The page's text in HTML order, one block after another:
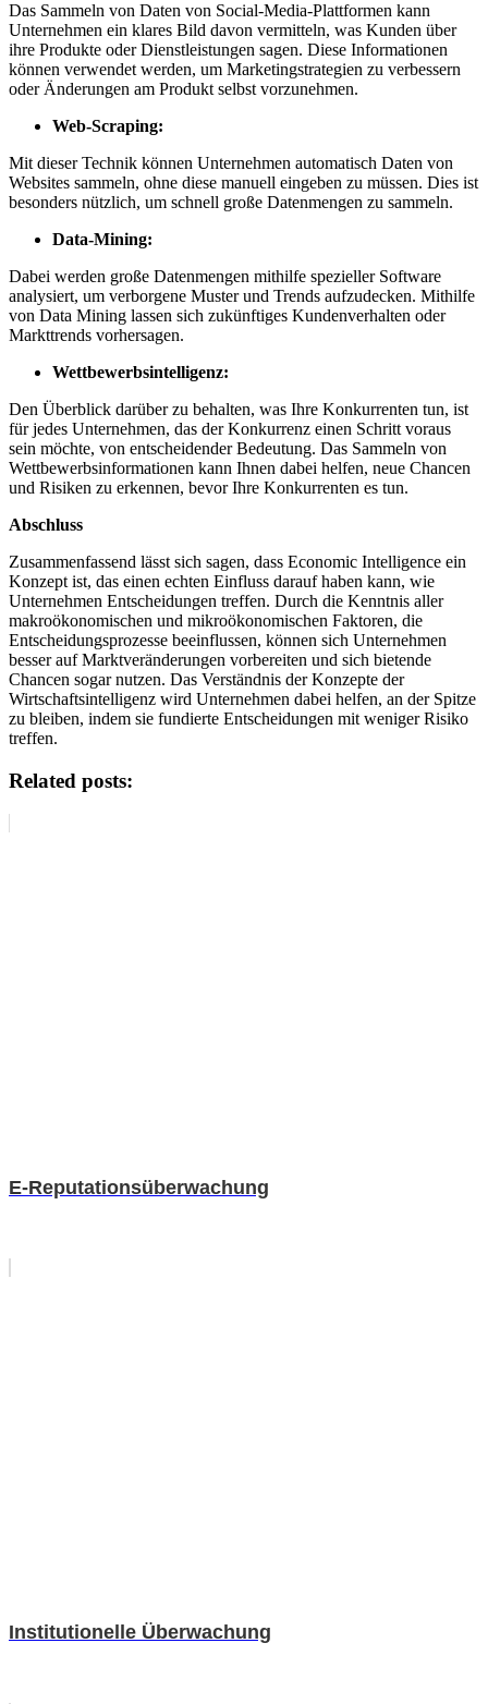
Das Sammeln von Daten von Social-Media-Plattformen kann
Unternehmen ein klares Bild davon vermitteln, was Kunden über
ihre Produkte oder Dienstleistungen sagen. Diese Informationen
können verwendet werden, um Marketingstrategien zu verbessern
oder Änderungen am Produkt selbst vorzunehmen.
Web-Scraping:
Mit dieser Technik können Unternehmen automatisch Daten von
Websites sammeln, ohne diese manuell eingeben zu müssen. Dies ist
besonders nützlich, um schnell große Datenmengen zu sammeln.
Data-Mining:
Dabei werden große Datenmengen mithilfe spezieller Software
analysiert, um verborgene Muster und Trends aufzudecken. Mithilfe
von Data Mining lassen sich zukünftiges Kundenverhalten oder
Markttrends vorhersagen.
Wettbewerbsintelligenz:
Den Überblick darüber zu behalten, was Ihre Konkurrenten tun, ist
für jedes Unternehmen, das der Konkurrenz einen Schritt voraus
sein möchte, von entscheidender Bedeutung. Das Sammeln von
Wettbewerbsinformationen kann Ihnen dabei helfen, neue Chancen
und Risiken zu erkennen, bevor Ihre Konkurrenten es tun.
Abschluss
Zusammenfassend lässt sich sagen, dass Economic Intelligence ein
Konzept ist, das einen echten Einfluss darauf haben kann, wie
Unternehmen Entscheidungen treffen. Durch die Kenntnis aller
makroökonomischen und mikroökonomischen Faktoren, die
Entscheidungsprozesse beeinflussen, können sich Unternehmen
besser auf Marktveränderungen vorbereiten und sich bietende
Chancen sogar nutzen. Das Verständnis der Konzepte der
Wirtschaftsintelligenz wird Unternehmen dabei helfen, an der Spitze
zu bleiben, indem sie fundierte Entscheidungen mit weniger Risiko
treffen.
Related posts:
E-Reputationsüberwachung
Institutionelle Überwachung